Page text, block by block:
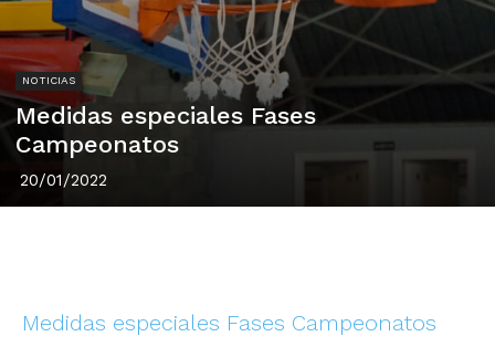
NOTICIAS
Medidas especiales Fases
Campeonatos
20/01/2022
Medidas especiales Fases Campeonatos